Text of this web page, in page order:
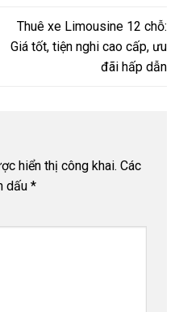
Thuê xe Limousine 12 chỗ:
Giá tốt, tiện nghi cao cấp, ưu
đãi hấp dẫn
hiển thị công khai. Các
dấu *